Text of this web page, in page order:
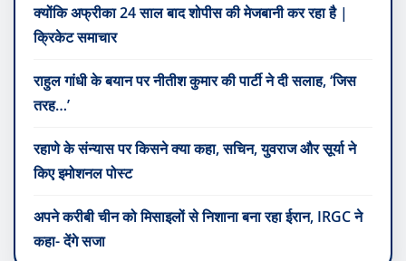
क्योंकि अफ्रीका 24 साल बाद शोपीस की मेजबानी कर रहा है |
क्रिकेट समाचार
राहुल गांधी के बयान पर नीतीश कुमार की पार्टी ने दी सलाह, ‘जिस
तरह…’
रहाणे के संन्यास पर किसने क्या कहा, सचिन, युवराज और सूर्या ने
किए इमोशनल पोस्ट
अपने करीबी चीन को मिसाइलों से निशाना बना रहा ईरान, IRGC ने
कहा- देंगे सजा